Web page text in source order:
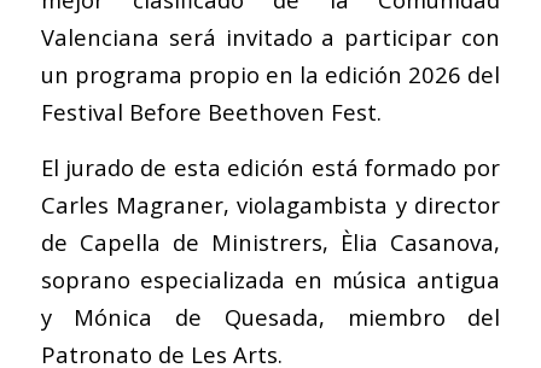
Valenciana será invitado a participar con
un programa propio en la edición 2026 del
Festival Before Beethoven Fest.
El jurado de esta edición está formado por
Carles Magraner, violagambista y director
de Capella de Ministrers, Èlia Casanova,
soprano especializada en música antigua
y Mónica de Quesada, miembro del
Patronato de Les Arts.